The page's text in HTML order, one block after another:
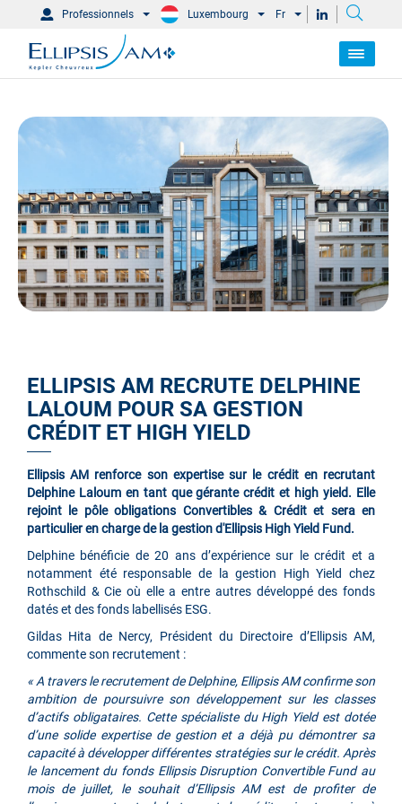
Professionnels Luxembourg Fr
ELLIPSIS AM RECRUTE DELPHINE
LALOUM POUR SA GESTION
CRÉDIT ET HIGH YIELD
Ellipsis AM renforce son expertise sur le crédit en recrutant
Delphine Laloum en tant que gérante crédit et high yield. Elle
rejoint le pôle obligations Convertibles & Crédit et sera en
particulier en charge de la gestion d'Ellipsis High Yield Fund.
Delphine bénéficie de 20 ans d’expérience sur le crédit et a
notamment été responsable de la gestion High Yield chez
Rothschild & Cie où elle a entre autres développé des fonds
datés et des fonds labellisés ESG.
Gildas Hita de Nercy, Président du Directoire d’Ellipsis AM,
commente son recrutement :
« A travers le recrutement de Delphine, Ellipsis AM confirme son
ambition de poursuivre son développement sur les classes
d’actifs obligataires. Cette spécialiste du High Yield est dotée
d’une solide expertise de gestion et a déjà pu démontrer sa
capacité à développer différentes stratégies sur le crédit. Après
le lancement du fonds Ellipsis Disruption Convertible Fund au
mois de juillet, le souhait d’Ellipsis AM est de profiter de